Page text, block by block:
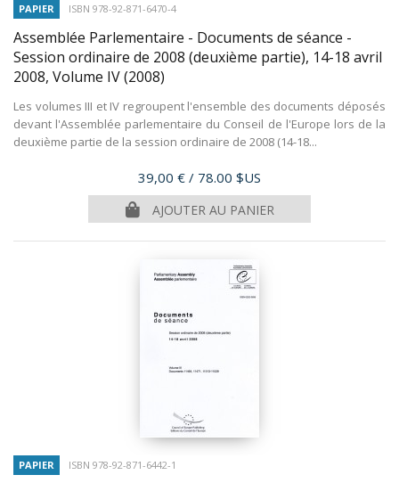
PAPIER ISBN 978-92-871-6470-4
Assemblée Parlementaire - Documents de séance -
Session ordinaire de 2008 (deuxième partie), 14-18 avril
2008, Volume IV(2008)
Les volumes III et IV regroupent l'ensemble des documents déposés
devant l'Assemblée parlementaire du Conseil de l'Europe lors de la
deuxième partie de la session ordinaire de 2008 (14-18...
Prix
39,00 € / 78.00 $US
AJOUTER AU PANIER
PAPIER ISBN 978-92-871-6442-1